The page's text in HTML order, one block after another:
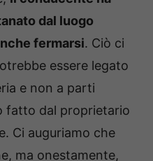
dal luogo
fermarsi. Ciò ci
essere legato
e non a parti
fatto dal proprietario
Ci auguriamo che
ma onestamente,